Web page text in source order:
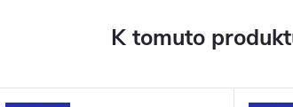
K tomuto